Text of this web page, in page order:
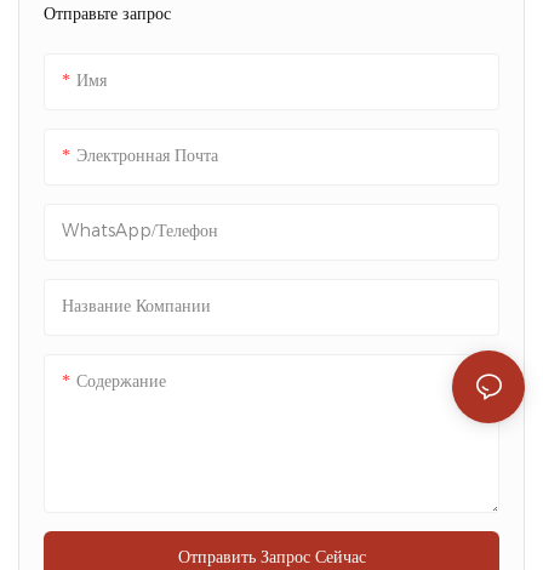
Отправьте запрос
Имя
Электронная Почта
WhatsApp/телефон
Название Компании
Содержание
Отправить Запрос Сейчас
Packshion.